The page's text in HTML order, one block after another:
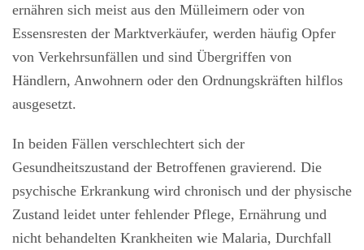
ernähren sich meist aus den Mülleimern oder von
Essensresten der Marktverkäufer, werden häufig Opfer
von Verkehrsunfällen und sind Übergriffen von
Händlern, Anwohnern oder den Ordnungskräften hilflos
ausgesetzt.
In beiden Fällen verschlechtert sich der
Gesundheitszustand der Betroffenen gravierend. Die
psychische Erkrankung wird chronisch und der physische
Zustand leidet unter fehlender Pflege, Ernährung und
nicht behandelten Krankheiten wie Malaria, Durchfall